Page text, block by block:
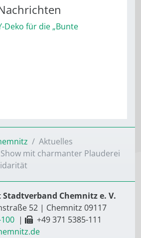
Deko für die „Bunte
Aktuelles
mit charmanter Plauderei
Chemnitz e. V.
52 | Chemnitz 09117
|
+49 371 5385-111